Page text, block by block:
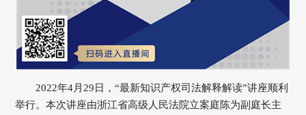
2022年4月29日，“最新知识产权司法解释解读”讲座顺利
举行。本次讲座由浙江省高级人民法院立案庭陈为副庭长主